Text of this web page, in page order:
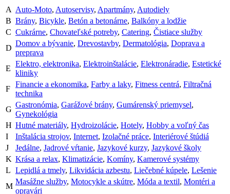
A Auto-Moto, Autoservisy, Apartmány, Autodiely
B Brány, Bicykle, Betón a betonárne, Balkóny a lodžie
C Cukrárne, Chovateľské potreby, Catering, Čistiace služby
D
Domov a bývanie, Drevostavby, Dermatológia, Doprava a
preprava
E
Elektro, elektronika, Elektroinštalácie, Elektronáradie, Estetické
kliniky
F
Financie a ekonomika, Farby a laky, Fitness centrá, Filtračná
technika
G
Gastronómia, Garážové brány, Gumárenský priemysel,
Gynekológia
H Hutné materiály, Hydroizolácie, Hotely, Hobby a voľný čas
I
Inštalácia strojov, Internet, Izolačné práce, Interiérové štúdiá
J
Jedálne, Jadrové vŕtanie, Jazykové kurzy, Jazykové školy
K Krása a relax, Klimatizácie, Komíny, Kamerové systémy
L Lepidlá a tmely, Likvidácia azbestu, Liečebné kúpele, Lešenie
M
Masážne služby, Motocykle a skútre, Móda a textil, Montéri a
opravári